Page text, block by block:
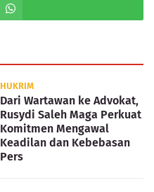
HUKRIM
Dari Wartawan ke Advokat,
Rusydi Saleh Maga Perkuat
Komitmen Mengawal
Keadilan dan Kebebasan
Pers